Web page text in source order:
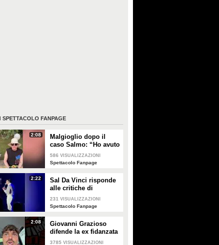
SPETTACOLO FANPAGE
2:08
Malgioglio dopo il
caso Salmo: “Ho avuto
un melanoma. Mettete
la crema, non sentite i
586 VISUALIZZAZIONI
Spettacolo Fanpage
2:22
Sal Da Vinci risponde
alle critiche di
pietismo per aver
abbracciato una fan
231 VISUALIZZAZIONI
Spettacolo Fanpage
2:08
Giovanni Grazioso
difende la ex fidanzata
Sabrina
3785 VISUALIZZAZIONI